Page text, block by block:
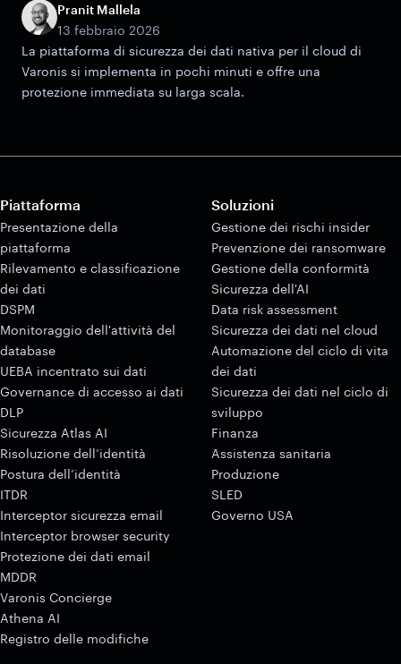
Pranit Mallela
13 febbraio 2026
La piattaforma di sicurezza dei dati nativa per il cloud di
Varonis si implementa in pochi minuti e offre una
protezione immediata su larga scala.
Piattaforma
Presentazione della
piattaforma
Rilevamento e classificazione
dei dati
DSPM
Monitoraggio dell'attività del
database
UEBA incentrato sui dati
Governance di accesso ai dati
DLP
Sicurezza Atlas AI
Risoluzione dell’identità
Postura dell’identità
ITDR
Interceptor sicurezza email
Interceptor browser security
Protezione dei dati email
MDDR
Varonis Concierge
Athena AI
Registro delle modifiche
Soluzioni
Gestione dei rischi insider
Prevenzione dei ransomware
Gestione della conformità
Sicurezza dell'AI
Data risk assessment
Sicurezza dei dati nel cloud
Automazione del ciclo di vita
dei dati
Sicurezza dei dati nel ciclo di
sviluppo
Finanza
Assistenza sanitaria
Produzione
SLED
Governo USA